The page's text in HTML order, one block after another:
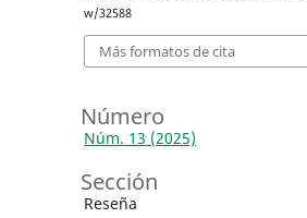
w/32588
Más formatos de cita
Número
Núm. 13 (2025)
Sección
Reseña